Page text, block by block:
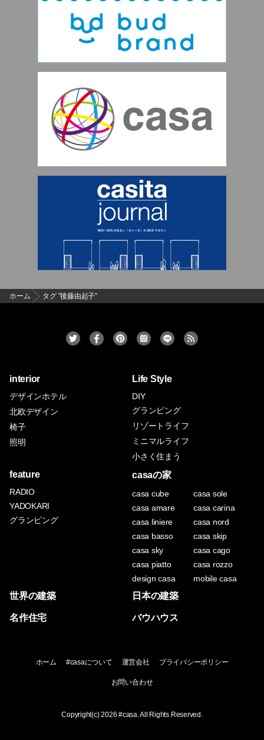
ホーム タグ "後藤由起子"
interior
デザインホテル
北欧デザイン
椅子
照明
Life Style
DIY
グランピング
リゾートライフ
ミニマルライフ
小さく住まう
feature
RADIO
YADOKARI
グランピング
casaの家
casa cube
casa sole
casa amare
casa carina
casa liniere
casa nord
casa basso
casa skip
casa sky
casa cago
casa piatto
casa rozzo
design casa
mobile casa
世界の建築 日本の建築
名作住宅 バウハウス
ホーム #casaについて 運営会社 プライバシーポリシー
お問い合わせ
Copyright(c) 2026#casa. All Rights Reserved.